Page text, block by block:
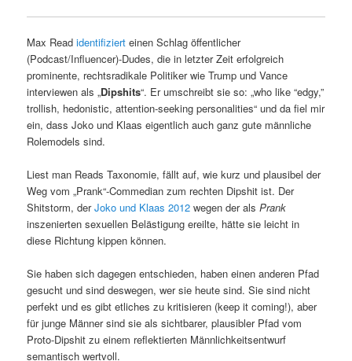
Max Readidentifiziert einen Schlag öffentlicher
(Podcast/Influencer)-Dudes, die in letzter Zeit erfolgreich
prominente, rechtsradikale Politiker wie Trump und Vance
interviewen als „Dipshits“. Er umschreibt sie so: „who like “edgy,”
trollish, hedonistic, attention-seeking personalities“ und da fiel mir
ein, dass Joko und Klaas eigentlich auch ganz gute männliche
Rolemodels sind.
Liest man Reads Taxonomie, fällt auf, wie kurz und plausibel der
Weg vom „Prank“-Commedian zum rechten Dipshit ist. Der
Shitstorm, derJoko und Klaas 2012 wegen der alsPrank
inszenierten sexuellen Belästigung ereilte, hätte sie leicht in
diese Richtung kippen können.
Sie haben sich dagegen entschieden, haben einen anderen Pfad
gesucht und sind deswegen, wer sie heute sind. Sie sind nicht
perfekt und es gibt etliches zu kritisieren (keep it coming!), aber
für junge Männer sind sie als sichtbarer, plausibler Pfad vom
Proto-Dipshit zu einem reflektierten Männlichkeitsentwurf
semantisch wertvoll.